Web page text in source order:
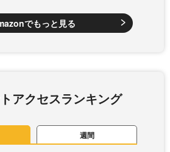
でもっと見る
アクセスランキング
週間